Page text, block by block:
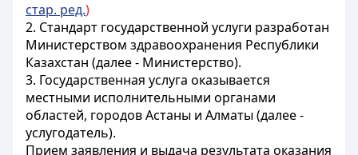
стар. ред.)
2. Стандарт государственной услуги разработан
Министерством здравоохранения Республики
Казахстан (далее - Министерство).
3. Государственная услуга оказывается
местными исполнительными органами
областей, городов Астаны и Алматы (далее -
услугодатель).
Прием заявления и выдача результата оказания